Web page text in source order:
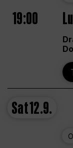
19:00
Sat12.9.